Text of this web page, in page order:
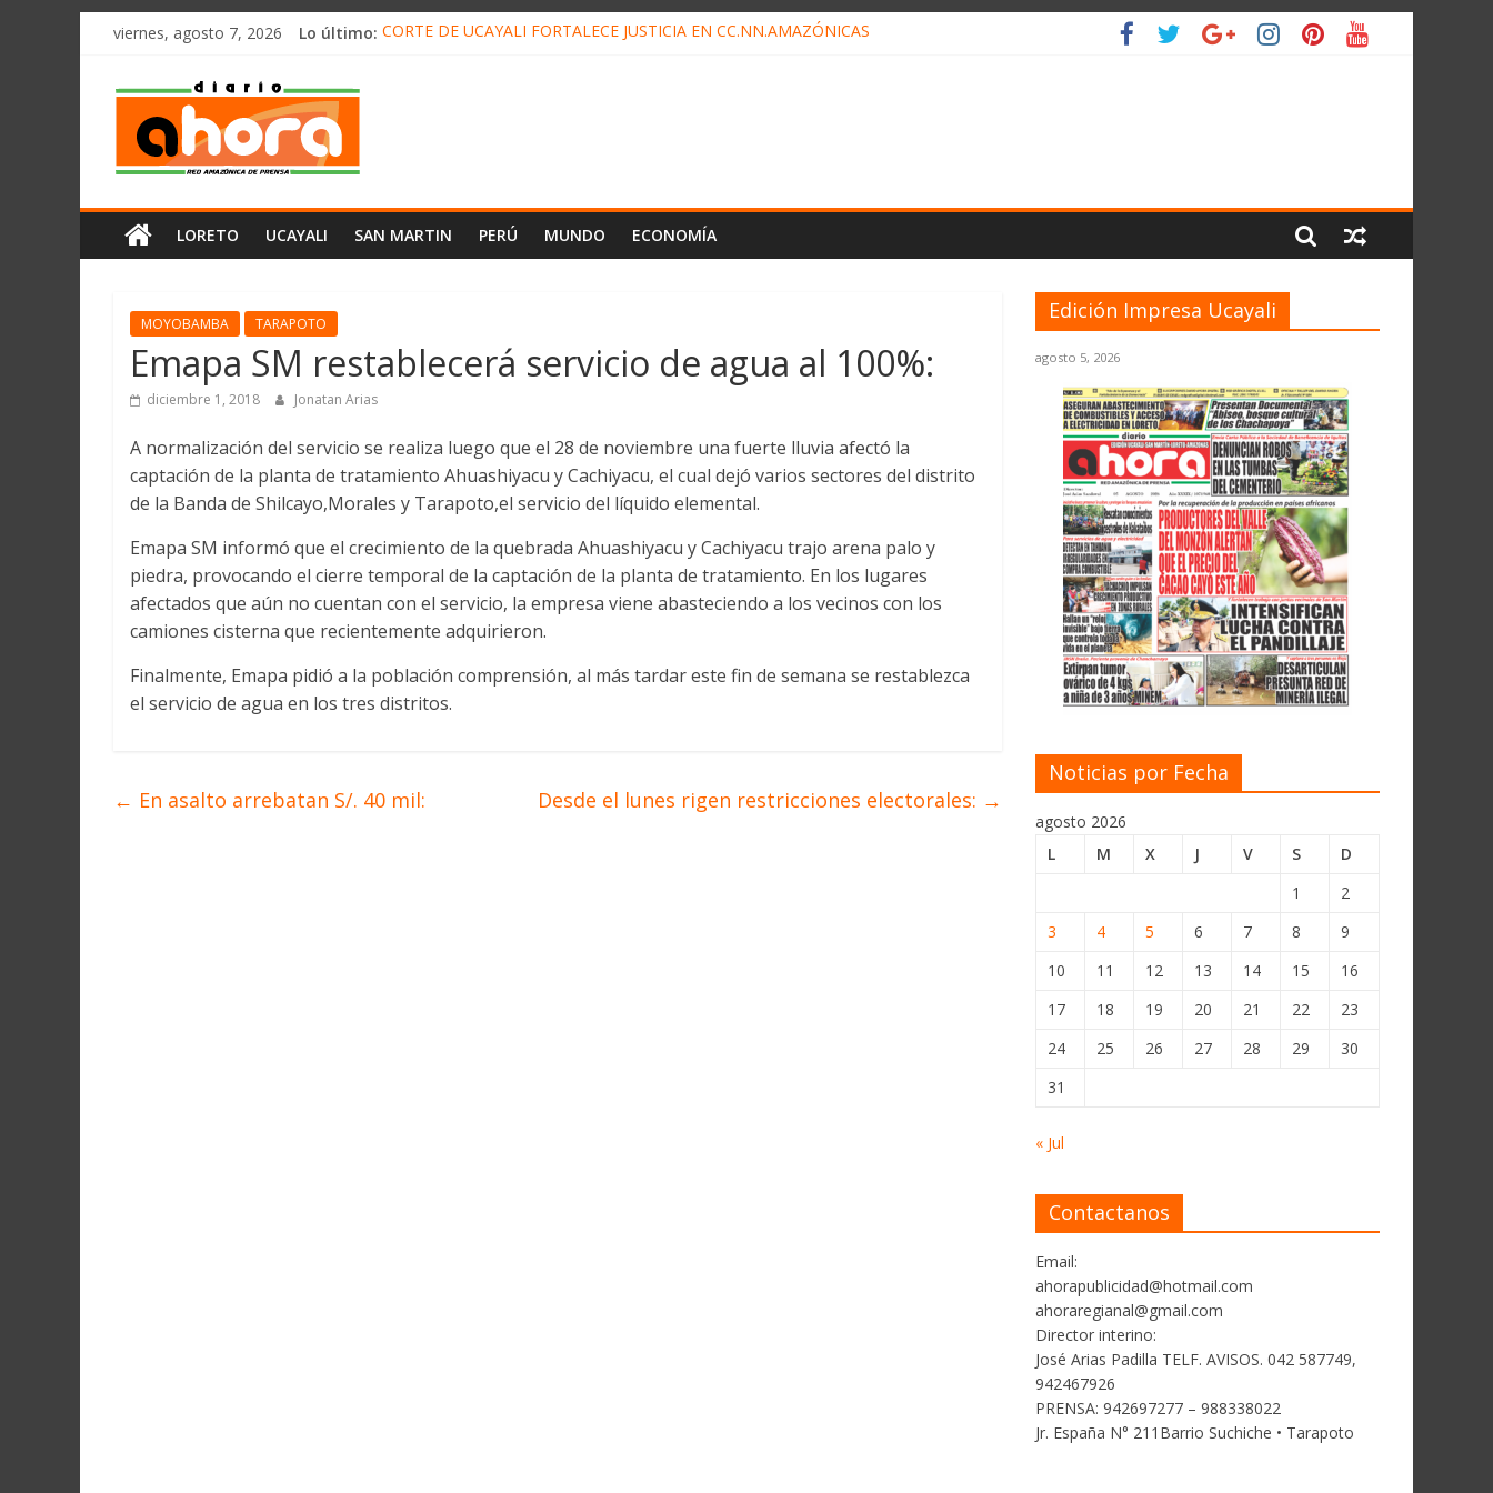
олимп казино
Saltarviernes, agosto 7, 2026 Lo último: CORTE DE UCAYALI FORTALECE JUSTICIA EN CC.NN.AMAZÓNICAS
Diario
Ahora
Cadena
Amazónica
de
Noticias
del
Perú,
Mundo
Ucayali,
San
Martín
Loreto
LORETO UCAYALI SAN MARTIN PERÚ MUNDO ECONOMÍA
MOYOBAMBA TARAPOTO
Emapa SM restablecerá servicio de agua al 100%:
diciembre 1, 2018 Jonatan Arias
A normalización del servicio se realiza luego que el 28 de noviembre una fuerte lluvia afectó la
captación de la planta de tratamiento Ahuashiyacu y Cachiyacu, el cual dejó varios sectores del distrito
de la Banda de Shilcayo,Morales y Tarapoto,el servicio del líquido elemental.
Emapa SM informó que el crecimiento de la quebrada Ahuashiyacu y Cachiyacu trajo arena palo y
piedra, provocando el cierre temporal de la captación de la planta de tratamiento. En los lugares
afectados que aún no cuentan con el servicio, la empresa viene abasteciendo a los vecinos con los
camiones cisterna que recientemente adquirieron.
Finalmente, Emapa pidió a la población comprensión, al más tardar este fin de semana se restablezca
el servicio de agua en los tres distritos.
← En asalto arrebatan S/. 40 mil: Desde el lunes rigen restricciones electorales: →
Edición Impresa Ucayali
agosto 5, 2026
Noticias por Fecha
agosto 2026
L
M X J V S
D
1
2
3
4 5 6 7 8
9
10
11 12 13 14 15
16
17
18 19 20 21 22
23
24
25 26 27 28 29
30
31
« Jul
Contactanos
Email:
ahorapublicidad@hotmail.com
ahoraregianal@gmail.com
Director interino:
José Arias Padilla TELF. AVISOS. 042 587749,
942467926
PRENSA: 942697277 – 988338022
Jr. España N° 211Barrio Suchiche • Tarapoto